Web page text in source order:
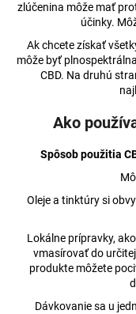
zlúčenina môže mať
účinky.
Ak chcete získať
môže byť
CBD. Na druhú
Ako
Spôsob použitia
Oleje a tinktúry si
Lokálne prípravky,
vmasírovať do
produkte môžete
Dávkovanie sa u